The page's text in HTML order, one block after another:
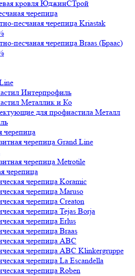
кровля ЮджинСТрой
черепица
песчаная черепица Kriastak
песчаная черепица Braas (Браас)
Интерпрофиль
Металлик и Ко
для профнастила Металл
черепица
черепица Grand Line
черепица Metrotile
черепица
черепица Koramic
черепица Maruso
черепица Creaton
черепица Tejas Borja
черепица Erlus
черепица Braas
черепица ABC
черепица ABC Klinkergruppe
черепица La Escandella
черепица Roben